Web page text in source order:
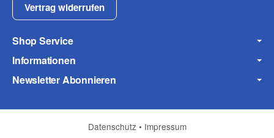
Frage zum Artikel
Ihre Frage
Vertrag widerrufen
Shop Service
Informationen
Newsletter Abonnieren
Datenschutz • Impressum